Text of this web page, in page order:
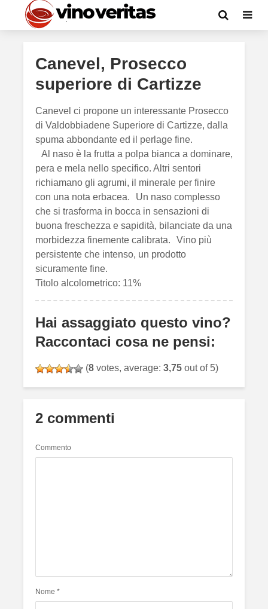
Canevel, Prosecco
superiore di Cartizze
Canevel ci propone un interessante Prosecco
di Valdobbiadene Superiore di Cartizze, dalla
spuma abbondante ed il perlage fine.
Al naso è la frutta a polpa bianca a dominare,
pera e mela nello specifico. Altri sentori
richiamano gli agrumi, il minerale per finire
con una nota erbacea. Un naso complesso
che si trasforma in bocca in sensazioni di
buona freschezza e sapidità, bilanciate da una
morbidezza finemente calibrata. Vino più
persistente che intenso, un prodotto
sicuramente fine.
Titolo alcolometrico: 11%
Hai assaggiato questo vino?
Raccontaci cosa ne pensi:
(8 votes, average: 3,75 out of 5)
2 commenti
Commento
Nome *